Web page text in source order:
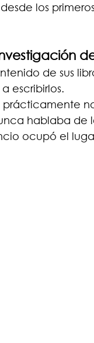
los
de sus
escribirlos.
hablaba de
ocupó el